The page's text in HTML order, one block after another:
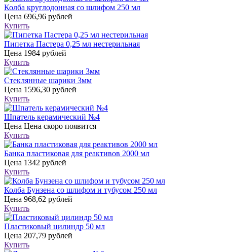
Колба круглодонная со шлифом 250 мл
Цена 696,96 рублей
Купить
Пипетка Пастера 0,25 мл нестерильная
Цена 1984 рублей
Купить
Стеклянные шарики 3мм
Цена 1596,30 рублей
Купить
Шпатель керамический №4
Цена Цена скоро появится
Купить
Банка пластиковая для реактивов 2000 мл
Цена 1342 рублей
Купить
Колба Бунзена со шлифом и тубусом 250 мл
Цена 968,62 рублей
Купить
Пластиковый цилиндр 50 мл
Цена 207,79 рублей
Купить